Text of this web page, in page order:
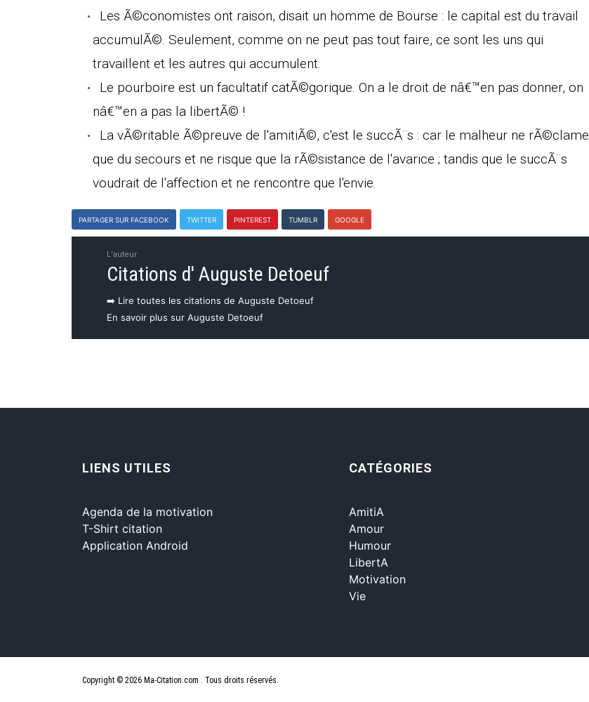
Les Ã©conomistes ont raison, disait un homme de Bourse : le capital est du travail
accumulÃ©. Seulement, comme on ne peut pas tout faire, ce sont les uns qui
travaillent et les autres qui accumulent.
Le pourboire est un facultatif catÃ©gorique. On a le droit de nâ€™en pas donner, on
nâ€™en a pas la libertÃ© !
La vÃ©ritable Ã©preuve de l'amitiÃ©, c'est le succÃ¨s : car le malheur ne rÃ©clame
que du secours et ne risque que la rÃ©sistance de l'avarice ; tandis que le succÃ¨s
voudrait de l'affection et ne rencontre que l'envie.
PARTAGER SUR FACEBOOK TWITTER PINTEREST TUMBLR GOOGLE
L'auteur
Citations d' Auguste Detoeuf
➡️ Lire toutes les citations de Auguste Detoeuf
En savoir plus sur Auguste Detoeuf
LIENS UTILES
Agenda de la motivation
T-Shirt citation
Application Android
CATÉGORIES
AmitiA
Amour
Humour
LibertA
Motivation
Vie
Copyright © 2026 Ma-Citation.com . Tous droits réservés.